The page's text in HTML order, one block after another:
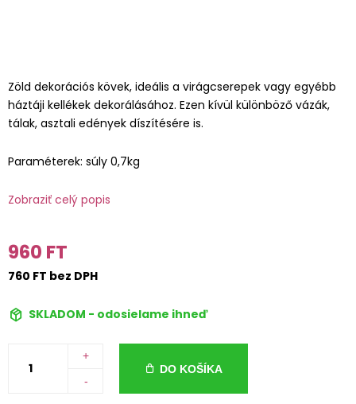
Zöld dekorációs kövek, ideális a virágcserepek vagy egyébb
háztáji kellékek dekorálásához. Ezen kívül különböző vázák,
tálak, asztali edények díszítésére is.
Paraméterek: súly 0,7kg
Zobraziť celý popis
960 FT
760 FT bez DPH
SKLADOM - odosielame ihneď
+
-
DO KOŠÍKA